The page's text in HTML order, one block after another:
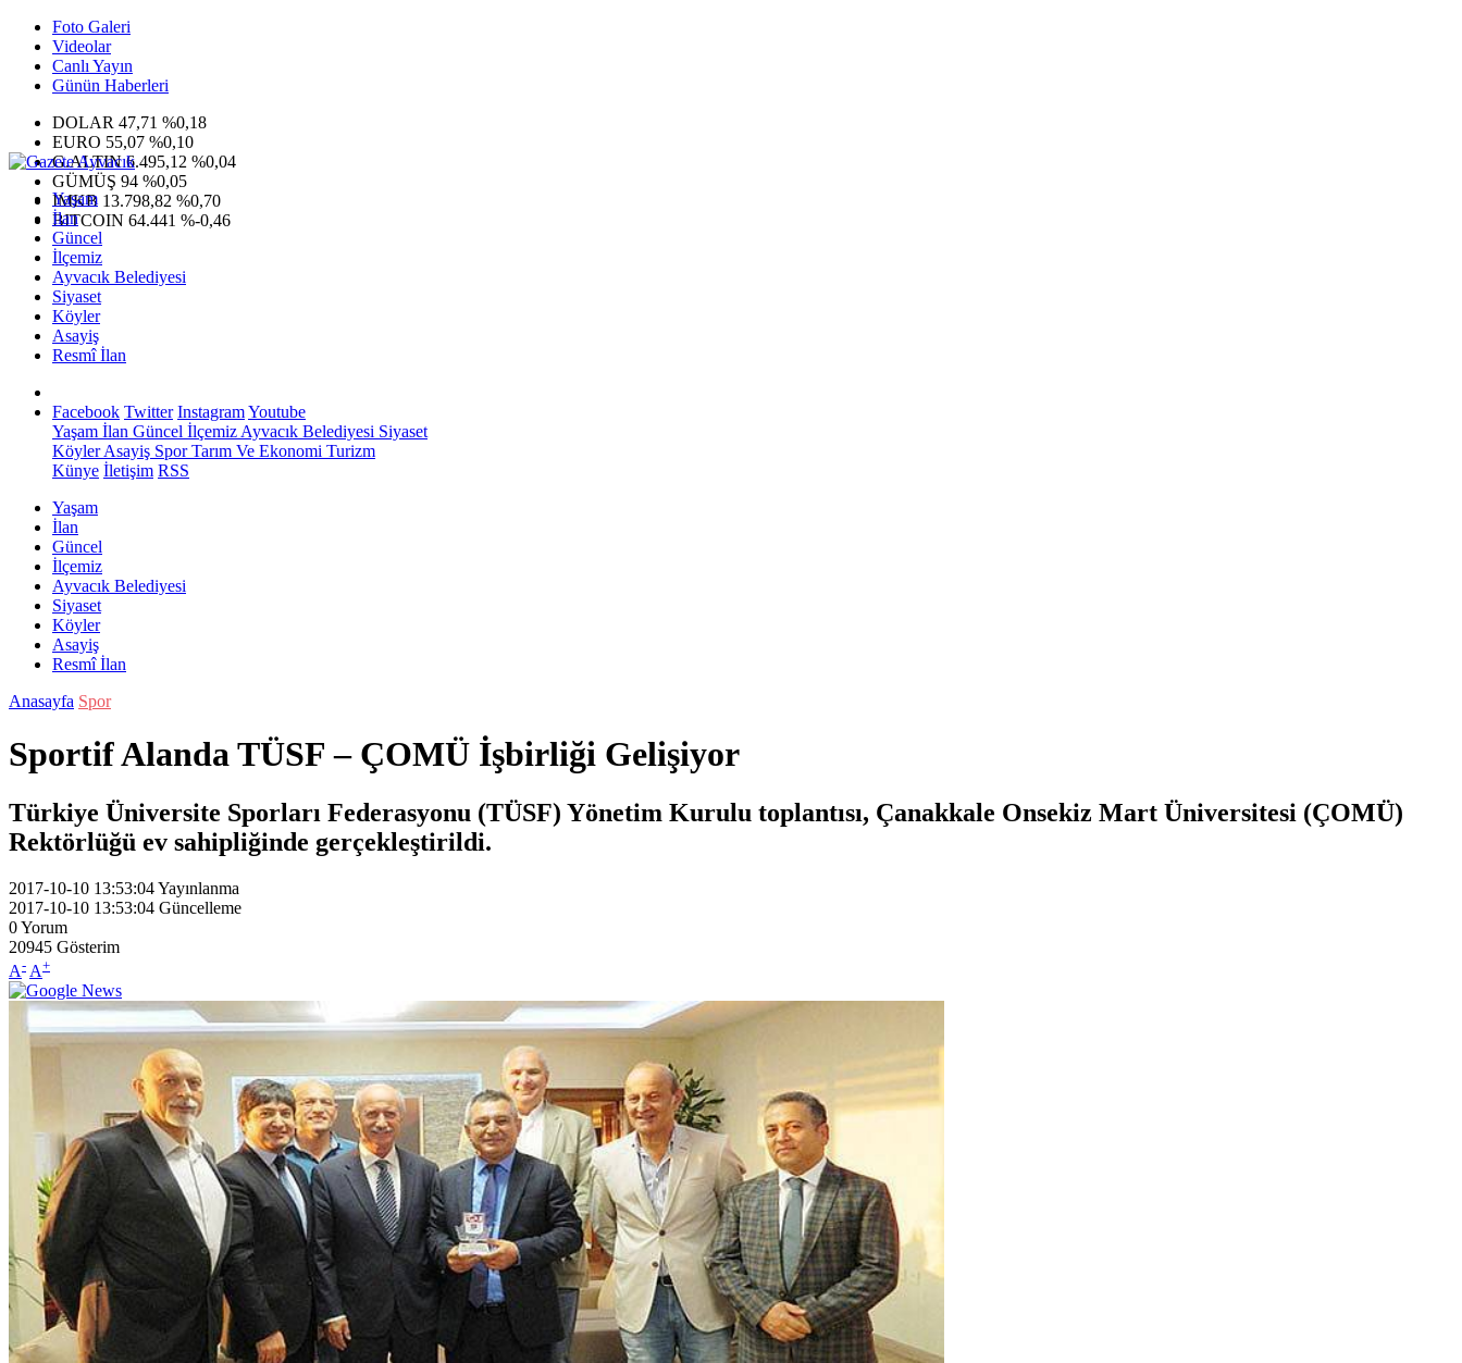
Foto Galeri
Videolar
Canlı Yayın
Günün Haberleri
DOLAR 47,71 %0,18
EURO 55,07 %0,10
G.ALTIN6.495,12 %0,04
GÜMÜŞ 94 %0,05
IMKB 13.798,82 %0,70
BITCOIN 64.441 %-0,46
Yaşam
İlan
Güncel
İlçemiz
Ayvacık Belediyesi
Siyaset
Köyler
Asayiş
Resmî İlan
Facebook Twitter InstagramYoutube
Yaşam İlan Güncel İlçemiz Ayvacık Belediyesi Siyaset
KöylerAsayiş SporTarım Ve Ekonomi Turizm
Künye İletişim RSS
Yaşam
İlan
Güncel
İlçemiz
Ayvacık Belediyesi
Siyaset
Köyler
Asayiş
Resmî İlan
Anasayfa Spor
Sportif Alanda TÜSF – ÇOMÜ İşbirliği Gelişiyor
Türkiye Üniversite Sporları Federasyonu (TÜSF) Yönetim Kurulu toplantısı, Çanakkale Onsekiz Mart Üniversitesi (ÇOMÜ)
Rektörlüğü ev sahipliğinde gerçekleştirildi.
2017-10-10 13:53:04Yayınlanma
2017-10-10 13:53:04 Güncelleme
0Yorum
20945 Gösterim
A- A+